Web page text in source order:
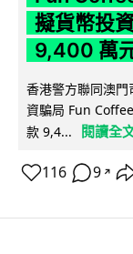
擬貨幣投
9,400 萬
香港警方聯同澳
資騙局 Fun
款 9,4...
閱讀全
116 9 ↗